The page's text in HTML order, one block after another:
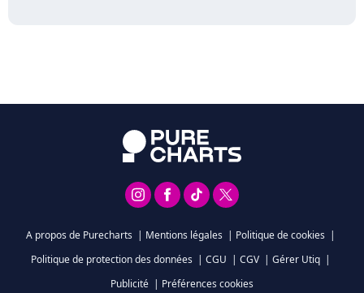
A propos de Purecharts | Mentions légales | Politique de cookies |
Politique de protection des données | CGU | CGV | Gérer Utiq |
Publicité | Préférences cookies